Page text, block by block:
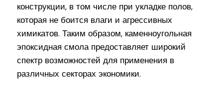
конструкции, в том числе при укладке полов,
которая не боится влаги и агрессивных
химикатов. Таким образом, каменноугольная
эпоксидная смола предоставляет широкий
спектр возможностей для применения в
различных секторах экономики.